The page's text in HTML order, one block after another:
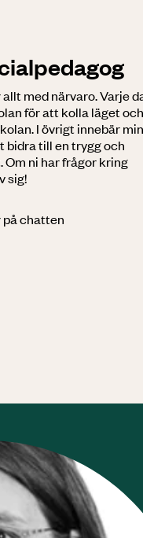
med närvaro. Varje
för att kolla läget och
I övrigt innebär min
bidra till en trygg och
ni har frågor kring
sig!
på chatten